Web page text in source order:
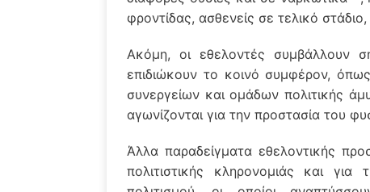
φροντίδας, ασθενείς σε τελικό
Ακόμη, οι εθελοντές συμβάλλουν
επιδιώκουν το κοινό συμφέρον,
συνεργείων και ομάδων πολιτικής
αγωνίζονται για την προστασία του
Άλλα παραδείγματα εθελοντικής
πολιτιστικής κληρονομιάς και